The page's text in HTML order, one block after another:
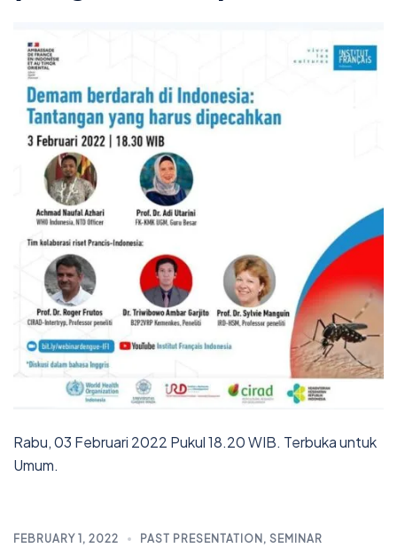
Rabu, 03 Februari 2022 Pukul 18.20 WIB. Terbuka untuk
Umum.
FEBRUARY 1, 2022 PAST PRESENTATION, SEMINAR